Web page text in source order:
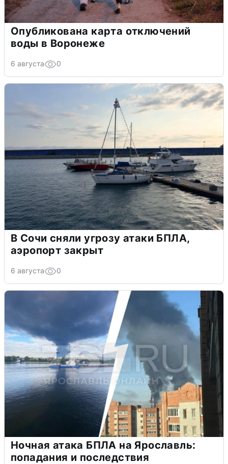
Опубликована карта отключений
воды в Воронеже
6 августа 0
В Сочи сняли угрозу атаки БПЛА,
аэропорт закрыт
6 августа 0
Ночная атака БПЛА на Ярославль:
попадания и последствия